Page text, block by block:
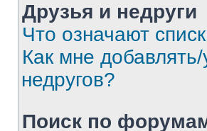
Друзья и недруги
Что означают
Как мне
недругов?
Поиск по